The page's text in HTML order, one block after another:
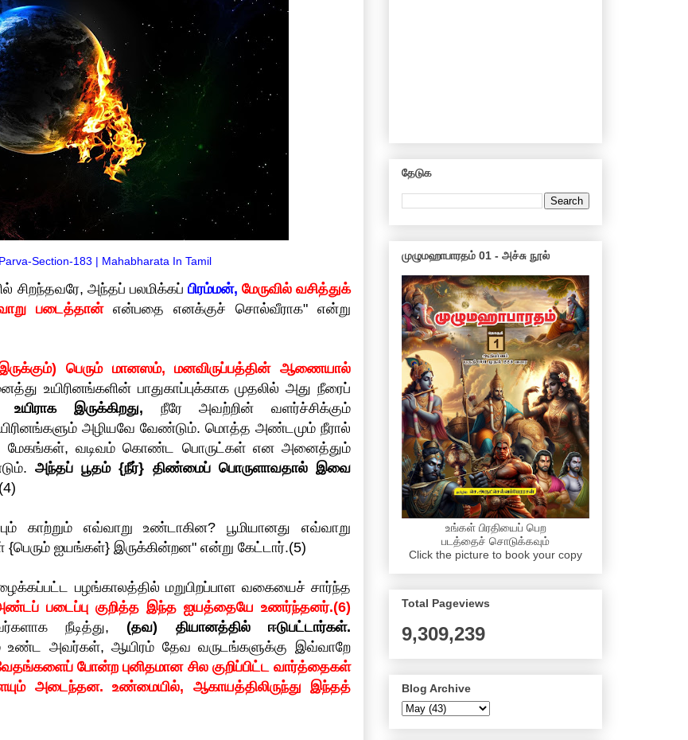
Section-183 | Mahabharata In Tamil
சிறந்தவரே, அந்தப் பலமிக்கப் பிரம்மன், மேருவில் வசித்துக்
படைத்தான்என்பதை எனக்குச் சொல்வீராக" என்று
இருக்கும்) பெரும் மானஸம், மனவிருப்பத்தின் ஆணையால்
உயிரினங்களின் பாதுகாப்புக்காக முதலில் அது நீரைப்
இருக்கிறது, நீரே அவற்றின் வளர்ச்சிக்கும்
அழியவே வேண்டும். மொத்த அண்டமும் நீரால்
மேகங்கள், வடிவம் கொண்ட பொருட்கள் என அனைத்தும்
அந்தப் பூதம் {நீர்} திண்மைப் பொருளாவதால் இவை
காற்றும் எவ்வாறு உண்டாகின? பூமியானது எவ்வாறு
ஐயங்கள்} இருக்கின்றன" என்று கேட்டார்.(5)
பழங்காலத்தில் மறுபிறப்பாள வகையைச் சார்ந்த
படைப்பு குறித்த இந்த ஐயத்தையே உணர்ந்தனர்.(6)
நீடித்து,(தவ) தியானத்தில் ஈடுபட்டார்கள்.
உண்ட அவர்கள், ஆயிரம் தேவ வருடங்களுக்கு இவ்வாறே
போன்ற புனிதமான சில குறிப்பிட்ட வார்த்தைகள்
அடைந்தன. உண்மையில், ஆகாயத்திலிருந்து இந்தத்
தேடுக
முழுமஹாபாரதம் 01 - அச்சு நூல்
உங்கள் பிரதியைப் பெற
படத்தைச் சொடுக்கவும்
Click the picture to book your copy
Total Pageviews
9,309,239
Blog Archive